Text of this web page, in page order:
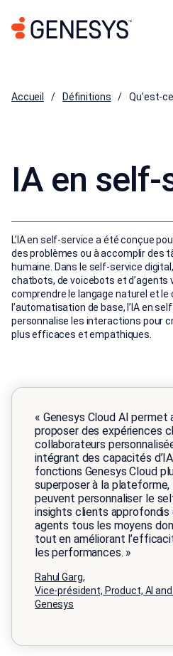
Accueil Définitions Qu’est-
IA en self-
L’IA en self-service a été conçue
des problèmes ou à accomplir des
humaine. Dans le self‑service
chatbots, de voicebots et d’agents
comprendre le langage naturel et
l’automatisation de base, l’IA en
personnalise les interactions pour
plus efficaces et empathiques.
« Genesys Cloud AI permet
proposer des expériences
collaborateurs
intégrant des capacités
fonctions Genesys Cloud
superposer à la
peuvent personnaliser le
insights clients approfondis
agents tous les moyens
tout en améliorant
les performances. »
Rahul Garg,
Vice‑président, Product, AI
Genesys